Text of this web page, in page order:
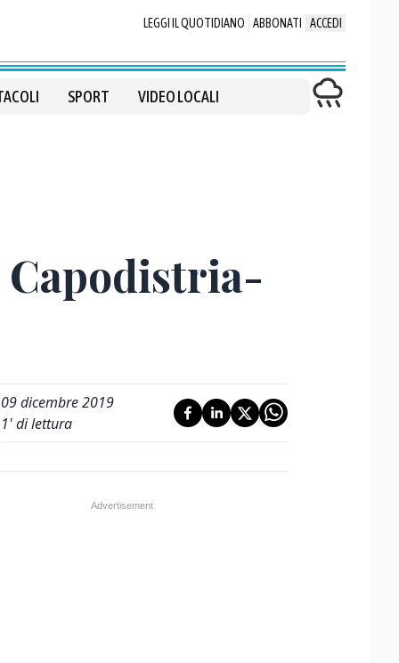
LEGGI IL QUOTIDIANO ABBONATI ACCEDI
SPORT VIDEO LOCALI
Capodistria-
09 dicembre 2019
1' di lettura